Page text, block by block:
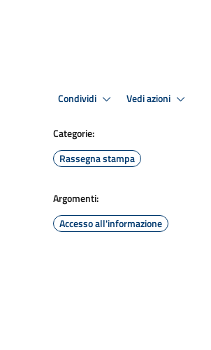
Condividi Vedi azioni
Categorie:
Rassegna stampa
Argomenti:
Accesso all'informazione